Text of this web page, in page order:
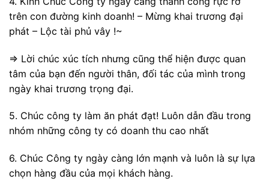
trên con đường kinh doanh! – Mừng khai trương đại
phát – Lộc tài phủ vây !~
=> Lời chúc xúc tích nhưng cũng thể hiện được quan
tâm của bạn đến người thân, đối tác của mình trong
ngày khai trương trọng đại.
5. Chúc công ty làm ăn phát đạt! Luôn dẫn đầu trong
nhóm những công ty có doanh thu cao nhất
6. Chúc Công ty ngày càng lớn mạnh và luôn là sự lựa
chọn hàng đầu của mọi khách hàng.